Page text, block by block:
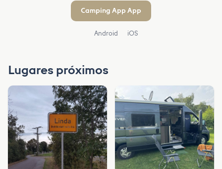
Camping App App
Android iOS
Lugares próximos